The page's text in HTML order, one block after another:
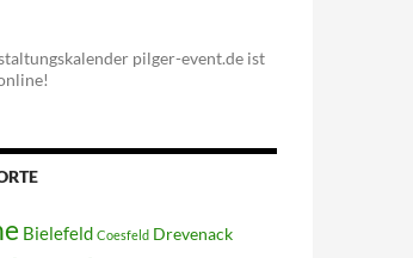
pilger-event.de ist
Bielefeld Coesfeld Drevenack